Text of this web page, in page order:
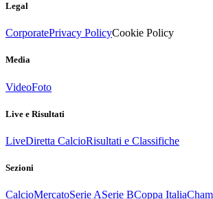
Legal
CorporatePrivacy PolicyCookie Policy
Media
VideoFoto
Live e Risultati
LiveDiretta CalcioRisultati e Classifiche
Sezioni
CalcioMercatoSerie ASerie BCoppa Italia